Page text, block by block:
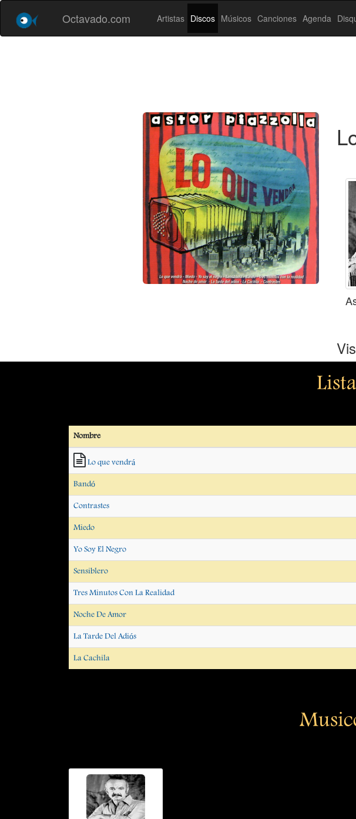
Octavado.com Artistas Discos Músicos Canciones Agenda
Nombre
Lo que vendrá
Bandó
Contrastes
Miedo
Yo Soy El Negro
Sensiblero
Tres Minutos Con La Realidad
Noche De Amor
La Tarde Del Adiós
La Cachila